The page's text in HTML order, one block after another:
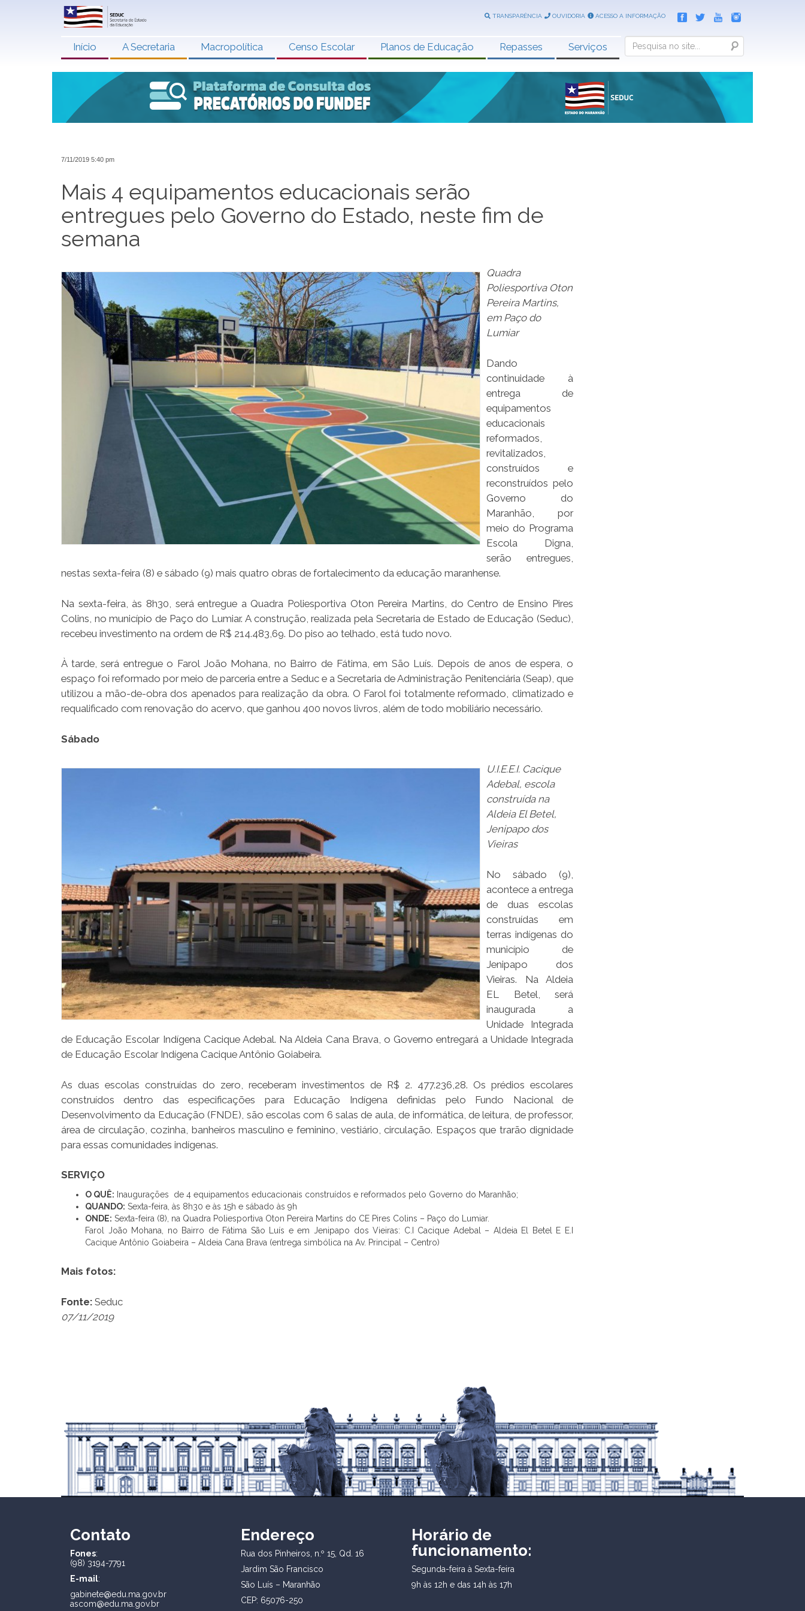
TRANSPARÊNCIA OUVIDORIA ACESSO A INFORMAÇÃO
Início A Secretaria Macropolítica Censo Escolar Planos de Educação Repasses Serviços Search
7/11/2019 5:40 pm
Mais 4 equipamentos educacionais serão
entregues pelo Governo do Estado, neste fim de
semana
Quadra
Poliesportiva Oton
Pereira Martins,
em Paço do
Lumiar
Dando
continuidade à
entrega de
equipamentos
educacionais
reformados,
revitalizados,
construídos e
reconstruídos pelo
Governo do
Maranhão, por
meio do Programa
Escola Digna,
serão entregues,
nestas sexta-feira (8) e sábado (9) mais quatro obras de fortalecimento da educação maranhense.
Na sexta-feira, às 8h30, será entregue a Quadra Poliesportiva Oton Pereira Martins, do Centro de Ensino Pires
Colins, no município de Paço do Lumiar. A construção, realizada pela Secretaria de Estado de Educação (Seduc),
recebeu investimento na ordem de R$ 214.483,69. Do piso ao telhado, está tudo novo.
À tarde, será entregue o Farol João Mohana, no Bairro de Fátima, em São Luís. Depois de anos de espera, o
espaço foi reformado por meio de parceria entre a Seduc e a Secretaria de Administração Penitenciária (Seap), que
utilizou a mão-de-obra dos apenados para realização da obra. O Farol foi totalmente reformado, climatizado e
requalificado com renovação do acervo, que ganhou 400 novos livros, além de todo mobiliário necessário.
Sábado
U.I.E.E.I. Cacique
Adebal, escola
construída na
Aldeia El Betel,
Jenipapo dos
Vieiras
No sábado (9),
acontece a entrega
de duas escolas
construídas em
terras indígenas do
município de
Jenipapo dos
Vieiras. Na Aldeia
EL Betel, será
inaugurada a
Unidade Integrada
de Educação Escolar Indígena Cacique Adebal. Na Aldeia Cana Brava, o Governo entregará a Unidade Integrada
de Educação Escolar Indígena Cacique Antônio Goiabeira.
As duas escolas construídas do zero, receberam investimentos de R$ 2. 477.236,28. Os prédios escolares
construídos dentro das especificações para Educação Indígena definidas pelo Fundo Nacional de
Desenvolvimento da Educação (FNDE), são escolas com 6 salas de aula, de informática, de leitura, de professor,
área de circulação, cozinha, banheiros masculino e feminino, vestiário, circulação. Espaços que trarão dignidade
para essas comunidades indígenas.
SERVIÇO
O QUÊ: Inaugurações de 4 equipamentos educacionais construídos e reformados pelo Governo do Maranhão;
QUANDO: Sexta-feira, às 8h30 e às 15h e sábado às 9h
ONDE: Sexta-feira (8), na Quadra Poliesportiva Oton Pereira Martins do CE Pires Colins – Paço do Lumiar.
Farol João Mohana, no Bairro de Fátima São Luís e em Jenipapo dos Vieiras: C.I Cacique Adebal – Aldeia El Betel E E.I
Cacique Antônio Goiabeira – Aldeia Cana Brava (entrega simbólica na Av. Principal – Centro)
Mais fotos:
Fonte: Seduc
07/11/2019
Contato
Fones:
(98) 3194-7791
E-mail:
gabinete@edu.ma.gov.br
ascom@edu.ma.gov.br
Endereço
Rua dos Pinheiros, n.º 15, Qd. 16
Jardim São Francisco
São Luís – Maranhão
CEP: 65076-250
Horário de
funcionamento:
Segunda-feira à Sexta-feira
9h às 12h e das 14h às 17h